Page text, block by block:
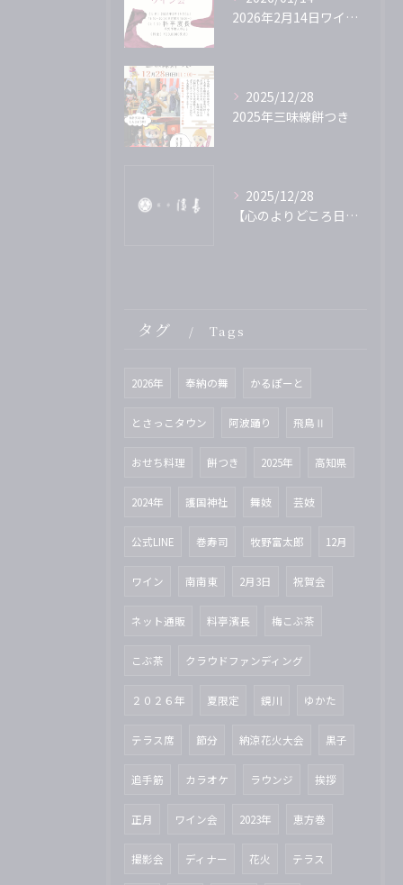
2026年2月14日ワイン会
2025/12/28
2025年三味線餅つき
2025/12/28
【心のよりどころ日本文化の美】第25代冷泉為人家の伝統を守る姿
タグ Tags
2026年 奉納の舞 かるぽーと
とさっこタウン 阿波踊り 飛鳥Ⅱ
おせち料理 餅つき 2025年 高知県
2024年 護国神社 舞妓 芸妓
公式LINE 巻寿司 牧野富太郎 12月
ワイン 南南東 2月3日 祝賀会
ネット通販 料亭濱長 梅こぶ茶
こぶ茶 クラウドファンディング
２０２６年 夏限定 鏡川 ゆかた
テラス席 節分 納涼花火大会 黒子
追手筋 カラオケ ラウンジ 挨拶
正月 ワイン会 2023年 恵方巻
撮影会 ディナー 花火 テラス